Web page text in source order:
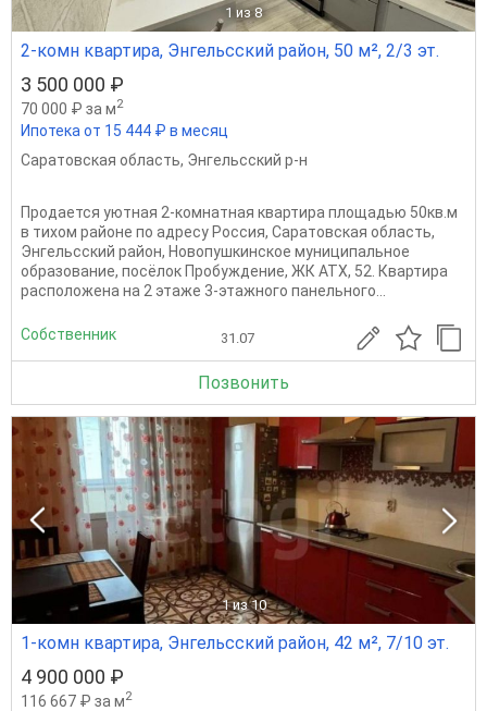
1 из 8
2-комн квартира, Энгельсский район, 50 м², 2/3 эт.
3 500 000 ₽
70 000 ₽ за м2
Ипотека от 15 444 ₽ в месяц
Саратовская область, Энгельсский р-н
Продается уютная 2-комнатная квартира площадью 50кв.м
в тихом районе по адресу Россия, Саратовская область,
Энгельсский район, Новопушкинское муниципальное
образование, посёлок Пробуждение, ЖК АТХ, 52. Квартира
расположена на 2 этаже 3-этажного панельного...
Собственник 31.07
Позвонить
1 из 10
1-комн квартира, Энгельсский район, 42 м², 7/10 эт.
4 900 000 ₽
116 667 ₽ за м2